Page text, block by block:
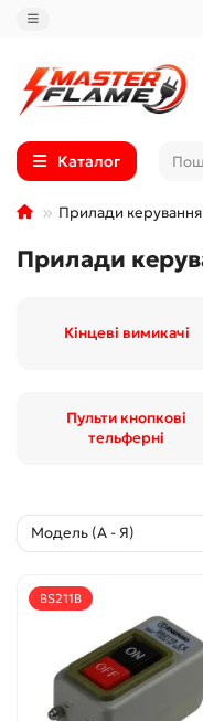
Каталог
Прилади керування
Прилади
Кінцеві вимикачі
Пульти кнопкові
тельферні
BS211B